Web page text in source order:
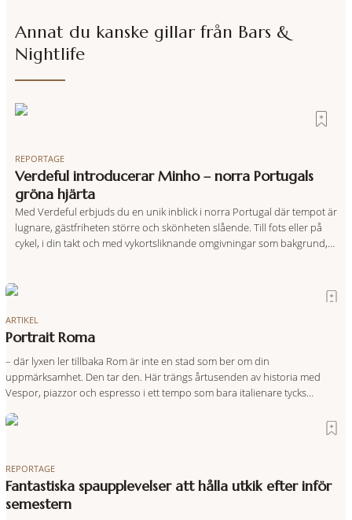
Annat du kanske gillar från Bars &
Nightlife
REPORTAGE
Verdeful introducerar Minho – norra Portugals
gröna hjärta
Med Verdeful erbjuds du en unik inblick i norra Portugal där tempot är
lugnare, gästfriheten större och skönheten slående. Till fots eller på
cykel, i din takt och med vykortsliknande omgivningar som bakgrund,
det
ARTIKEL
Portrait Roma
– där lyxen ler tillbaka Rom är inte en stad som ber om din
uppmärksamhet. Den tar den. Här trängs årtusenden av historia med
Vespor, piazzor och espresso i ett tempo som bara italienare tycks
Portrait Roma – ett hotell som lyckas med
REPORTAGE
Fantastiska spaupplevelser att hålla utkik efter inför
semestern